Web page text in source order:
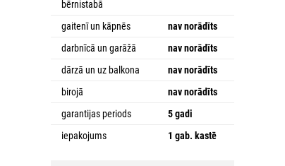
bērnistabā
gaitenī un kāpnēs
nav norādīts
darbnīcā un garāžā
nav norādīts
dārzā un uz balkona
nav norādīts
birojā
nav norādīts
garantijas periods
5 gadi
iepakojums
1 gab. kastē